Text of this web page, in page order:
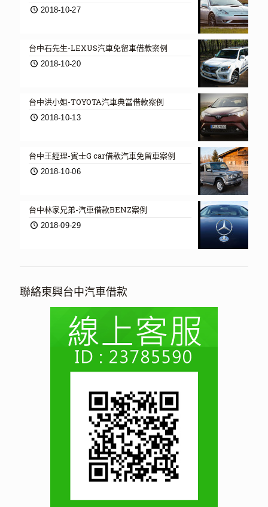
2018-10-27
台中石先生-LEXUS汽車免留車借款案例
2018-10-20
台中洪小姐-TOYOTA汽車典當借款案例
2018-10-13
台中王經理-賓士G car借款汽車免留車案例
2018-10-06
台中林家兄弟-汽車借款BENZ案例
2018-09-29
聯絡東興台中汽車借款